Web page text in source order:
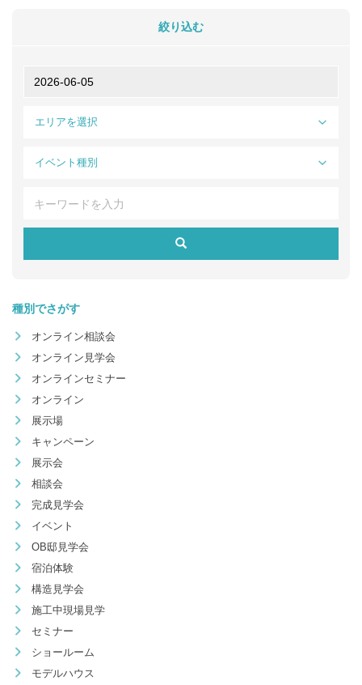
絞り込む
エリアを選択
イベント種別
種別でさがす
オンライン相談会
オンライン見学会
オンラインセミナー
オンライン
展示場
キャンペーン
展示会
相談会
完成見学会
イベント
OB邸見学会
宿泊体験
構造見学会
施工中現場見学
セミナー
ショールーム
モデルハウス